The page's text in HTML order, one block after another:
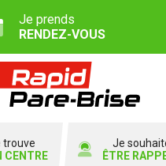
Je prends
RENDEZ-VOUS
trouve
CENTRE
Je
ÊTRE